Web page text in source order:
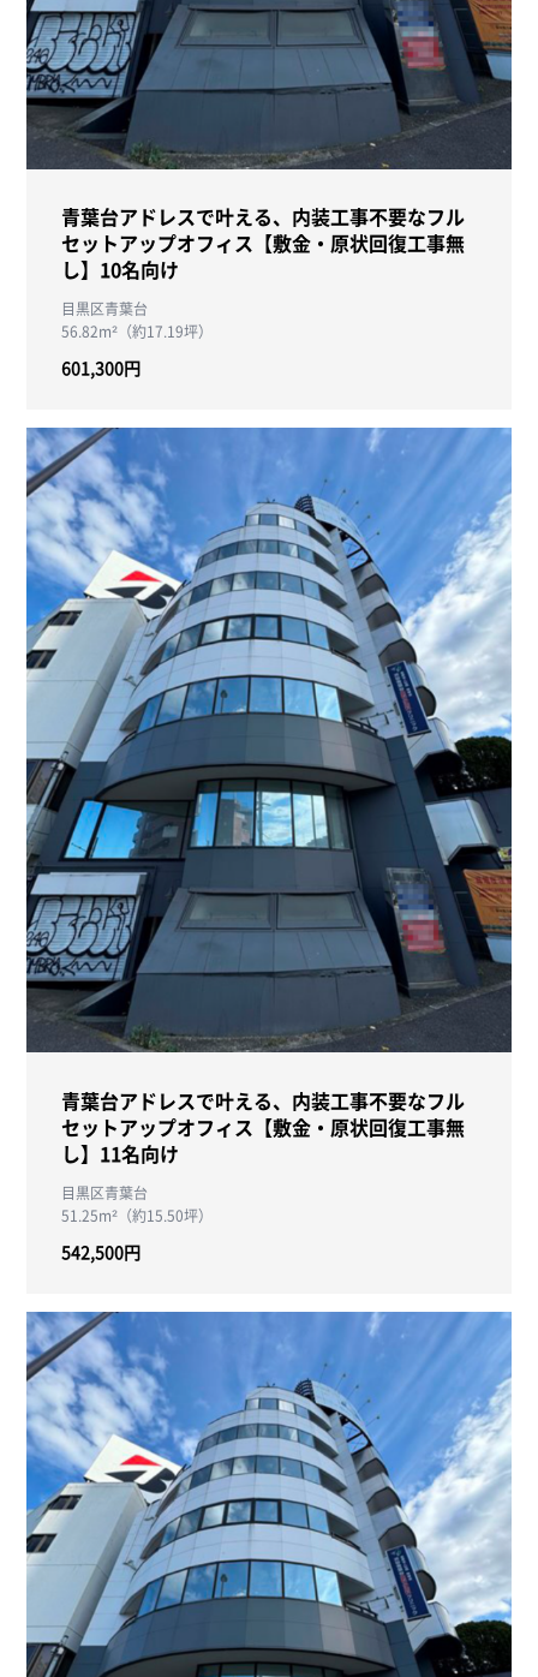
青葉台アドレスで叶える、内装工事不要なフル
セットアップオフィス【敷金・原状回復工事無
し】10名向け
目黒区青葉台
56.82m²（約17.19坪）
601,300円
青葉台アドレスで叶える、内装工事不要なフル
セットアップオフィス【敷金・原状回復工事無
し】11名向け
目黒区青葉台
51.25m²（約15.50坪）
542,500円